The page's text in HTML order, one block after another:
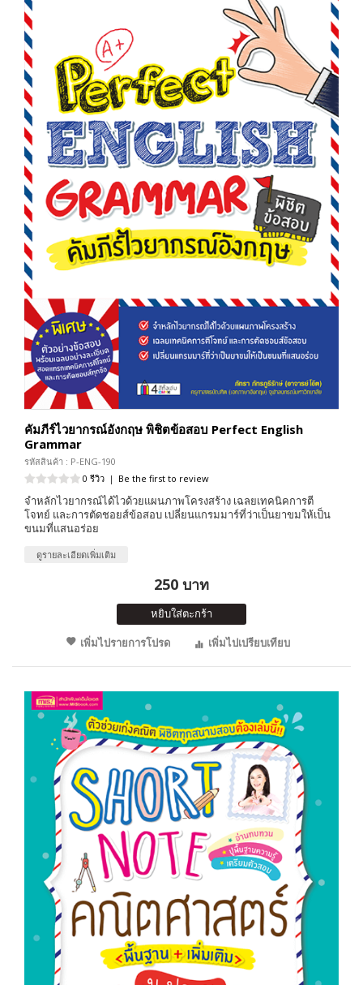
คัมภีร์ไวยากรณ์อังกฤษ พิชิตข้อสอบ Perfect English
Grammar
รหัสสินค้า : P-ENG-190
0 รีวิว | Be the first to review
จำหลักไวยากรณ์ได้ไวด้วยแผนภาพโครงสร้าง เฉลยเทคนิคการตี
โจทย์ และการตัดชอยส์ข้อสอบ เปลี่ยนแกรมมาร์ที่ว่าเป็นยาขมให้เป็น
ขนมที่แสนอร่อย
ดูรายละเอียดเพิ่มเติม
250 บาท
หยิบใส่ตะกร้า
เพิ่มไปรายการโปรด
เพิ่มไปเปรียบเทียบ